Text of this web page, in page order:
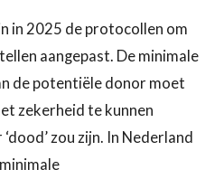
in 2025 de protocollen om
aangepast. De minimale
de potentiële donor moet
zekerheid te kunnen
zou zijn. In Nederland